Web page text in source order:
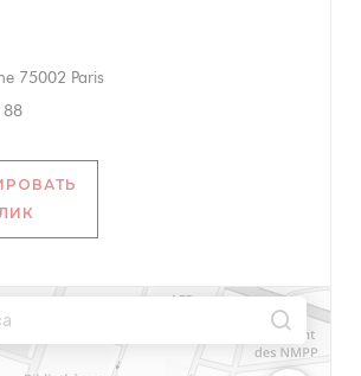
75002 Paris
88